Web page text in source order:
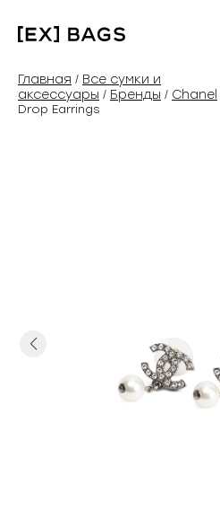
содержимому
Главная / Все сумки и
аксессуары / Бренды / Chanel
Drop Earrings
Previous